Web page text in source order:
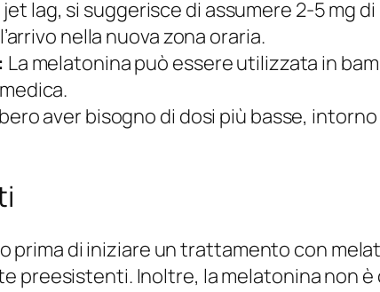
lag, si suggerisce di assumere 2-5 mg
nella nuova zona oraria.
La melatonina può essere utilizzata in
aver bisogno di dosi più basse,
prima di iniziare un trattamento con
preesistenti. Inoltre, la melatonina non è